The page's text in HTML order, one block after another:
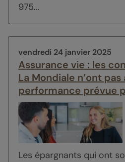
975...
vendredi 24 janvier 2025
Assurance vie : les
La Mondiale n’ont
performance prévue
Les épargnants qui ont